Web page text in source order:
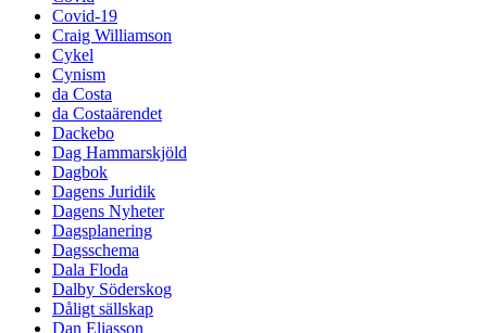
Covid-19
Craig Williamson
Cykel
Cynism
da Costa
da Costaärendet
Dackebo
Dag Hammarskjöld
Dagbok
Dagens Juridik
Dagens Nyheter
Dagsplanering
Dagsschema
Dala Floda
Dalby Söderskog
Dåligt sällskap
Dan Eliasson